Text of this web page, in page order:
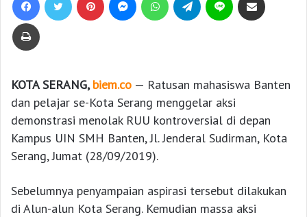
KOTA SERANG, biem.co — Ratusan mahasiswa Banten
dan pelajar se-Kota Serang menggelar aksi
demonstrasi menolak RUU kontroversial di depan
Kampus UIN SMH Banten, Jl. Jenderal Sudirman, Kota
Serang, Jumat (28/09/2019).
Sebelumnya penyampaian aspirasi tersebut dilakukan
di Alun-alun Kota Serang. Kemudian massa aksi